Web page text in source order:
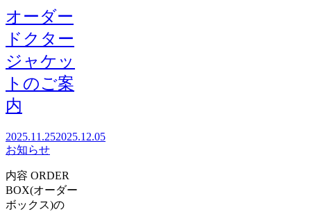
オーダー
ドクター
ジャケッ
トのご案
内
2025.11.252025.12.05
お知らせ
内容 ORDER
BOX(オーダー
ボックス)の